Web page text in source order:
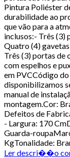
Pintura Poliéster
durabilidade ao
que vão para a
inclusos:- Três (3)
Quatro (4)
Três (3) portas de
com espelhos e
em PVCCódigo
disponibilizamos
manual de
montagem.Cor:
Defeitos de
- Largura: 170
Guarda-
KgTonalidade:
Ler descri��o